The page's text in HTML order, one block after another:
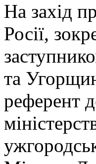
На захід
Росії,
та
референт